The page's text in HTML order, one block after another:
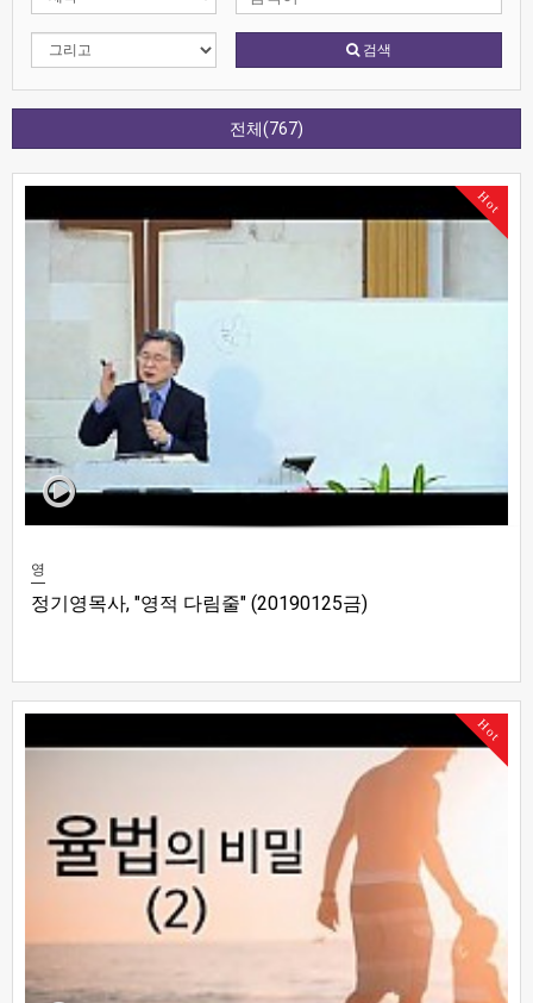
검색
전체(767)
Hot
영
정기영목사, "영적 다림줄" (20190125금)
Hot